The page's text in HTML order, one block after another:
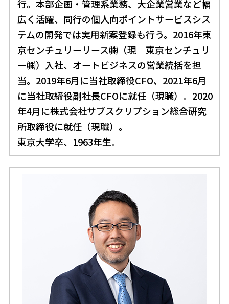
行。本部企画・管理系業務、大企業営業など幅
広く活躍、同行の個人向ポイントサービスシス
テムの開発では実用新案登録も行う。2016年東
京センチュリーリース㈱（現 東京センチュリ
ー㈱）入社、オートビジネスの営業統括を担
当。2019年6月に当社取締役CFO、2021年6月
に当社取締役副社長CFOに就任（現職）。2020
年4月に株式会社サブスクリプション総合研究
所取締役に就任（現職）。
東京大学卒、1963年生。